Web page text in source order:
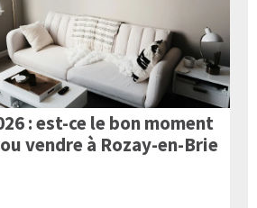
: est-ce le bon moment
vendre à Rozay-en-Brie